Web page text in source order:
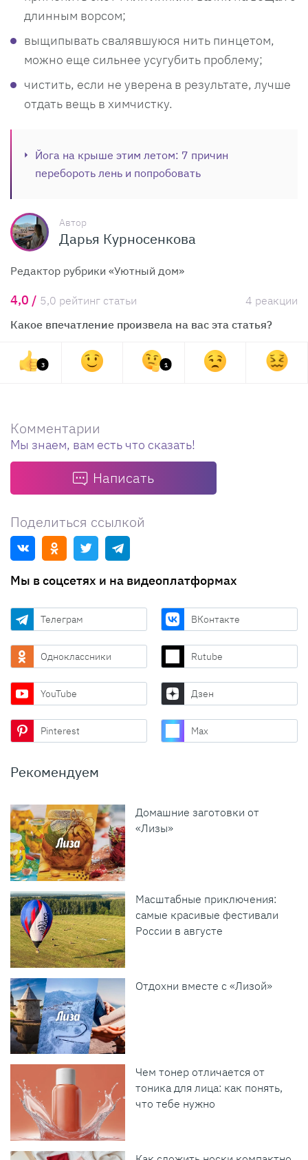
длинным ворсом;
выщипывать свалявшуюся нить пинцетом,
можно еще сильнее усугубить проблему;
чистить, если не уверена в результате, лучше
отдать вещь в химчистку.
Йога на крыше этим летом: 7 причин
перебороть лень и попробовать
Автор
Дарья Курносенкова
Редактор рубрики «Уютный дом»
4,0 / 5,0 рейтинг статьи
4 реакции
Какое впечатление произвела на вас эта статья?
3 1
Комментарии
Мы знаем, вам есть что сказать!
Написать
Поделиться ссылкой
Мы в соцсетях и на видеоплатформах
Телеграм ВКонтакте
Одноклассники Rutube
YouTube Дзен
Pinterest Max
Рекомендуем
Домашние заготовки от
«Лизы»
Масштабные приключения:
самые красивые фестивали
России в августе
Отдохни вместе с «Лизой»
Чем тонер отличается от
тоника для лица: как понять,
что тебе нужно